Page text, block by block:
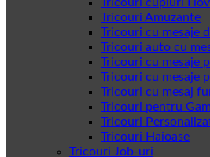
Tricouri Amuzante
Tricouri cu mesaje
Tricouri auto cu
Tricouri cu mesaje
Tricouri cu mesaje
Tricouri cu mesaj
Tricouri pentru
Tricouri
Tricouri Haioase
Tricouri Job-uri